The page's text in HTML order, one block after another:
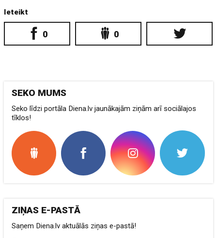
Ieteikt
0 0
SEKO MUMS
Seko līdzi portāla Diena.lv jaunākajām ziņām arī sociālajos
tīklos!
ZIŅAS E-PASTĀ
Saņem Diena.lv aktuālās ziņas e-pastā!